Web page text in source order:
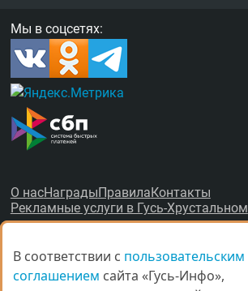
Мы в соцсетях:
О насНаграды Правила Контакты
Рекламные услуги в Гусь-Хрустальном
В соответствии с пользовательским
соглашением сайта «Гусь-Инфо»,
В соответствии с пользовательским
соглашением сайта «Гусь-Инфо»,